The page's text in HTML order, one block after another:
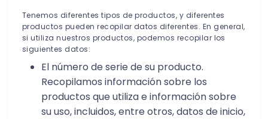
Tenemos diferentes tipos de productos, y diferentes
productos pueden recopilar datos diferentes. En general,
si utiliza nuestros productos, podemos recopilar los
siguientes datos:
El número de serie de su producto.
Recopilamos información sobre los
productos que utiliza e información sobre
su uso, incluidos, entre otros, datos de inicio,